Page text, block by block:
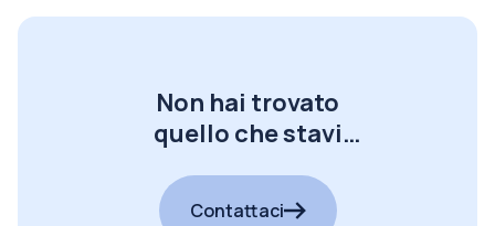
Non hai trovato
quello che stavi
Contattaci